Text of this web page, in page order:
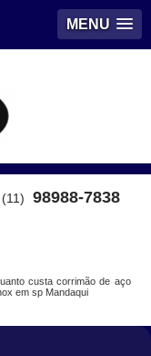
MENU
(11) 98988-7838
custa corrimão de aço
em sp Mandaqui